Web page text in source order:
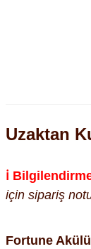
Uzaktan
ℹ️
için sipariş
Fortune